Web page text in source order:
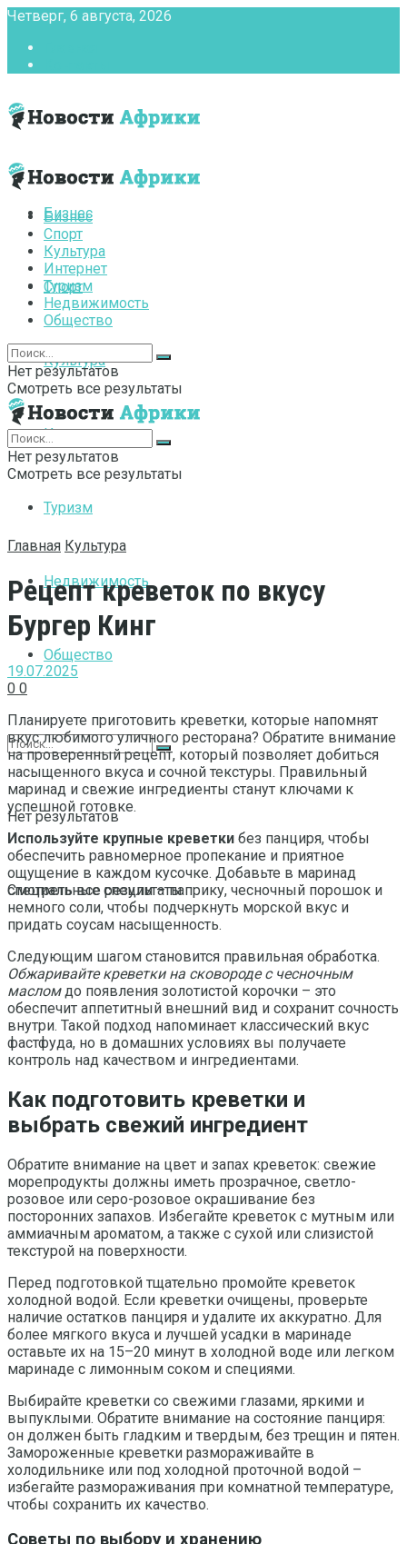
Четверг, 6 августа, 2026
Бизнес
Спорт
Культура
Интернет
Туризм
Недвижимость
Общество
Нет результатов
Смотреть все результаты
Бизнес
Спорт
Культура
Интернет
Туризм
Недвижимость
Общество
Нет результатов
Смотреть все результаты
Нет результатов
Смотреть все результаты
Главная Культура
Рецепт креветок по вкусу
Бургер Кинг
19.07.2025
0 0
Планируете приготовить креветки, которые напомнят
вкус любимого уличного ресторана? Обратите внимание
на проверенный рецепт, который позволяет добиться
насыщенного вкуса и сочной текстуры. Правильный
маринад и свежие ингредиенты станут ключами к
успешной готовке.
Используйте крупные креветки без панциря, чтобы
обеспечить равномерное пропекание и приятное
ощущение в каждом кусочке. Добавьте в маринад
специальные специи – паприку, чесночный порошок и
немного соли, чтобы подчеркнуть морской вкус и
придать соусам насыщенность.
Следующим шагом становится правильная обработка.
Обжаривайте креветки на сковороде с чесночным
масломдо появления золотистой корочки – это
обеспечит аппетитный внешний вид и сохранит сочность
внутри. Такой подход напоминает классический вкус
фастфуда, но в домашних условиях вы получаете
контроль над качеством и ингредиентами.
Как подготовить креветки и
выбрать свежий ингредиент
Обратите внимание на цвет и запах креветок: свежие
морепродукты должны иметь прозрачное, светло-
розовое или серо-розовое окрашивание без
посторонних запахов. Избегайте креветок с мутным или
аммиачным ароматом, а также с сухой или слизистой
текстурой на поверхности.
Перед подготовкой тщательно промойте креветок
холодной водой. Если креветки очищены, проверьте
наличие остатков панциря и удалите их аккуратно. Для
более мягкого вкуса и лучшей усадки в маринаде
оставьте их на 15–20 минут в холодной воде или легком
маринаде с лимонным соком и специями.
Выбирайте креветки со свежими глазами, яркими и
выпуклыми. Обратите внимание на состояние панциря:
он должен быть гладким и твердым, без трещин и пятен.
Замороженные креветки размораживайте в
холодильнике или под холодной проточной водой –
избегайте размораживания при комнатной температуре,
чтобы сохранить их качество.
Советы по выбору и хранению